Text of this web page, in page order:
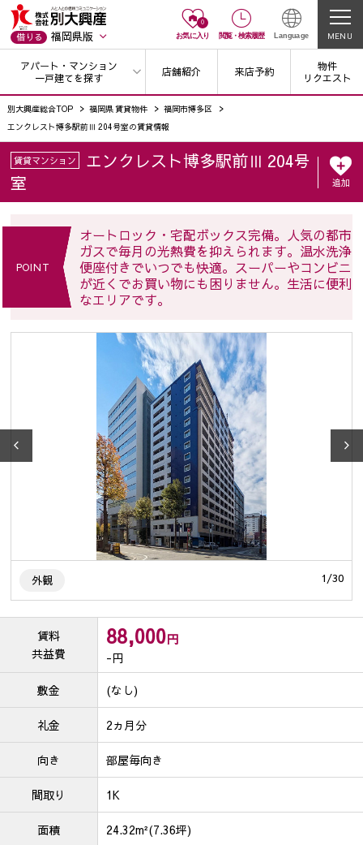
借りる 福岡県版
0
お気に入り 閲覧・ 検索履歴 Language MENU
アパート・マンション
一戸建てを探す
店舗紹介 来店予約
物件
リクエスト
別大興産総合TOP 福岡県 賃貸物件
福岡市博多区
エンクレスト博多駅前Ⅲ 204号室の賃貸情報
賃貸マンション
エンクレスト博多駅前Ⅲ 204号
室
追加
POINT
オートロック・宅配ボックス完備。人気の都市
ガスで毎月の光熱費を抑えられます。温水洗浄
便座付きでいつでも快適。スーパーやコンビニ
が近くでお買い物にも困りません。生活に便利
なエリアです。
外観 1/30
賃料
共益費
88,000円
-円
敷金
(なし)
礼金 2ヵ月分
向き 部屋毎向き
間取り 1K
面積 24.32m²(7.36坪)